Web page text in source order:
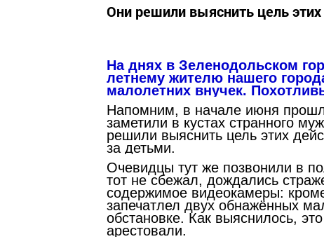
Они решили выяснить цель
На днях в Зеленодольском
летнему жителю нашего
малолетних внучек.
Напомним, в начале июня
заметили в кустах странного
решили выяснить цель этих
за детьми.
Очевидцы тут же позвонили в
тот не сбежал, дождались
содержимое видеокамеры:
запечатлел двух обнажённых
обстановке. Как выяснилось,
арестовали.